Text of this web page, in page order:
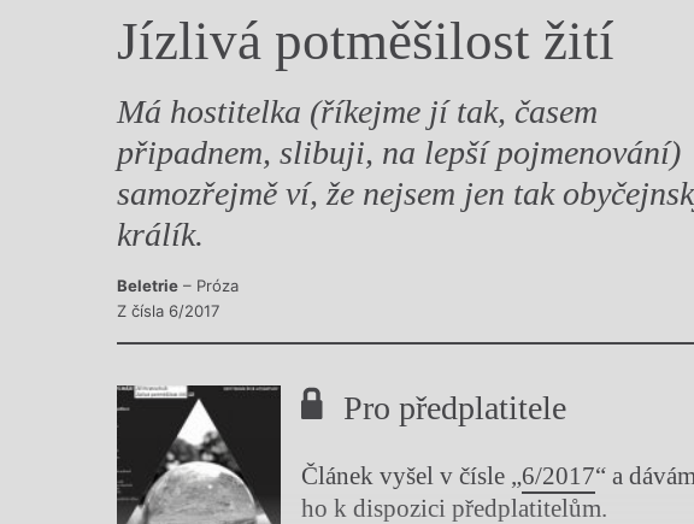
Výroční cenyJízlivá potměšilost žití
Má hostitelka (říkejme jí tak, časem
připadnem, slibuji, na lepší pojmenování)
samozřejmě ví, že nejsem jen tak
králík.
Beletrie – Próza
Z čísla 6/2017
Pro předplatitele
Článek vyšel v čísle „6/2017“ a
ho k dispozici předplatitelům.